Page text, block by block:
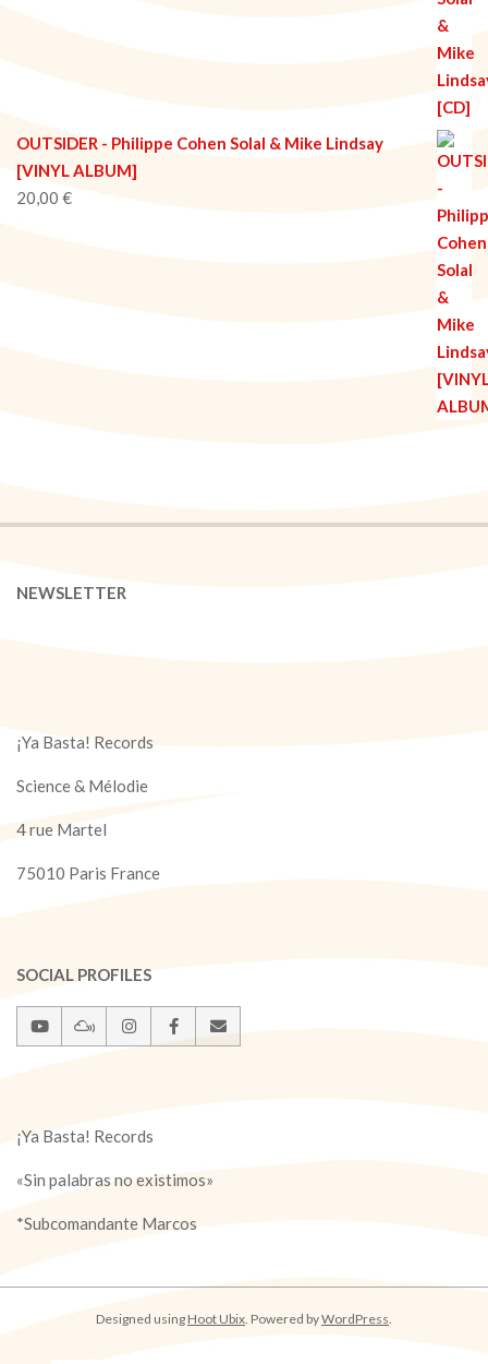
OUTSIDER - Philippe Cohen Solal & Mike Lindsay
[VINYL ALBUM]
20,00 €
NEWSLETTER
¡Ya Basta! Records
Science & Mélodie
4 rue Martel
75010 Paris France
SOCIAL PROFILES
¡Ya Basta! Records
«Sin palabras no existimos»
*Subcomandante Marcos
Designed using Hoot Ubix . Powered byWordPress